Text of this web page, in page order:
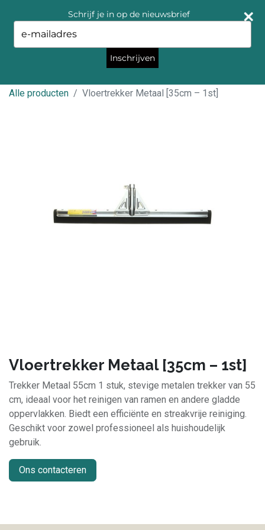
Alle producten Vloertrekker Metaal [35cm – 1st]
Vloertrekker Metaal [35cm – 1st]
Trekker Metaal 55cm 1 stuk, stevige metalen trekker van 55
cm, ideaal voor het reinigen van ramen en andere gladde
oppervlakken. Biedt een efficiënte en streakvrije reiniging.
Geschikt voor zowel professioneel als huishoudelijk
gebruik.
Ons contacteren
Schrijf je in op de nieuwsbrief
your
email
Inschrijven